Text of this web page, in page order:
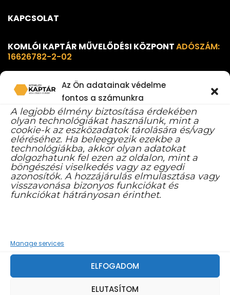
Az Ön adatainak védelme
fontos a számunkra
A legjobb élmény biztosítása érdekében
olyan technológiákat használunk, mint a
cookie-k az eszközadatok tárolására és/vagy
eléréséhez. Ha beleegyezik ezekbe a
technológiákba, akkor olyan adatokat
dolgozhatunk fel ezen az oldalon, mint a
böngészési viselkedés vagy az egyedi
azonosítók. A hozzájárulás elmulasztása vagy
visszavonása bizonyos funkciókat és
funkciókat hátrányosan érinthet.
Manage services
ELFOGADOM
ELUTASÍTOM
KAPCSOLAT
KOMLÓI KAPTÁR MŰVELŐDÉSI KÖZPONTADÓSZÁM:
16626782-2-02
7300 Komló, 48-as tér 1. B ép.
info@komloikaptar.hu
+36 72 483 014